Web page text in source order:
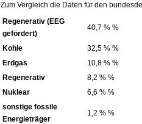
Zum Vergleich die Daten für den
Regenerativ (EEG
gefördert)
40,7 % %
Kohle
32,5 % %
Erdgas
10,8 % %
Regenerativ
8,2 % %
Nuklear
6,6 % %
sonstige fossile
Energieträger
1,2 % %